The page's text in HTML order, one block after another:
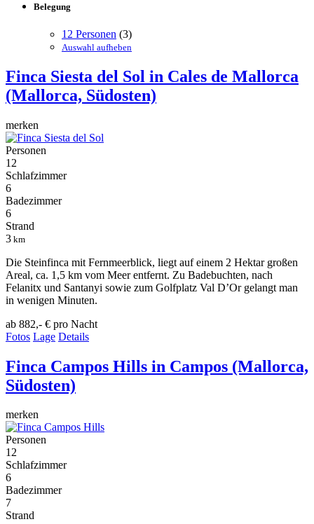
Belegung
12 Personen (3)
Auswahl aufheben
Finca Siesta del Sol in Cales de Mallorca
(Mallorca, Südosten)
merken
Personen
12
Schlafzimmer
6
Badezimmer
6
Strand
3 km
Die Steinfinca mit Fernmeerblick, liegt auf einem 2 Hektar großen
Areal, ca. 1,5 km vom Meer entfernt. Zu Badebuchten, nach
Felanitx und Santanyi sowie zum Golfplatz Val D’Or gelangt man
in wenigen Minuten.
ab 882,- € pro Nacht
Fotos Lage Details
Finca Campos Hills in Campos (Mallorca,
Südosten)
merken
Personen
12
Schlafzimmer
6
Badezimmer
7
Strand